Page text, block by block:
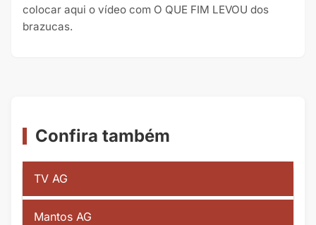
colocar aqui o vídeo com O QUE FIM LEVOU dos
brazucas.
Confira também
TV AG
Mantos AG